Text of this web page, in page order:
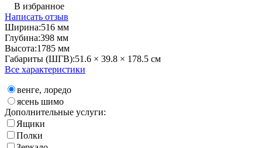
В избранное
Написать отзыв
Ширина:516 мм
Глубина:398 мм
Высота:1785 мм
Габариты (ШГВ):51.6 × 39.8 × 178.5 см
Все характеристики
венге, лоредо
ясень шимо
Дополнительные услуги:
Ящики
Полки